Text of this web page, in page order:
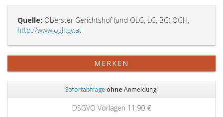
Quelle: Oberster Gerichtshof (und OLG, LG, BG) OGH,
http://www.ogh.gv.at
MERKEN
Sofortabfrage ohne Anmeldung!
Grundbuchauszug